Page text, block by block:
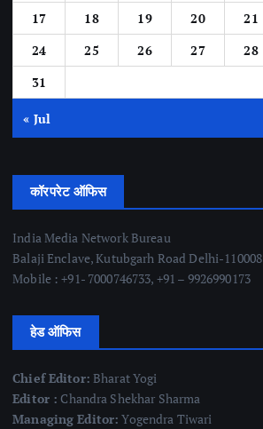
17
18 19 20 21
24
25 26 27 28
31
« Jul
कॉरपरेट ऑफिस
India Media Network Bureau
Balaji Enclave, Kutubgarh Road Delhi-110008
Mobile : +91- 7000746733, +91 – 9926990173
हेड ऑफिस
Chief Editor: Bharat Yogi
Editor : Chandra Shekhar Sharma
Managing Editor: Yogendra Tiwari